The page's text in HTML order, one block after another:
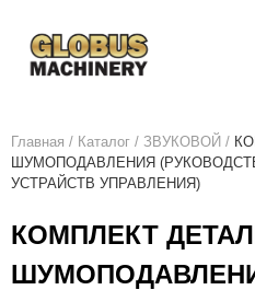
Главная / Каталог / ЗВУКОВОЙ /
ШУМОПОДАВЛЕНИЯ
УСТРАЙСТВ УПРАВЛЕНИЯ)
КОМПЛЕКТ